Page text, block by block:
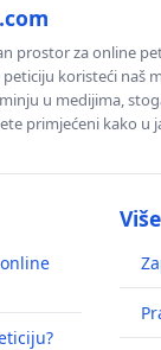
prostor za online
koristeći naš
u medijima,
primjećeni kako u
Više